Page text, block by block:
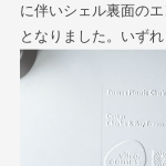
に伴いシェル裏面の
となりました。いず